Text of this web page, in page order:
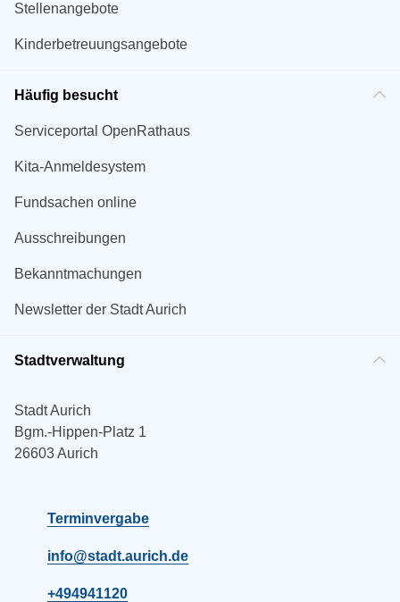
Stellenangebote
Kinderbetreuungsangebote
Häufig besucht
Serviceportal OpenRathaus
Kita-Anmeldesystem
Fundsachen online
Ausschreibungen
Bekanntmachungen
Newsletter der Stadt Aurich
Stadtverwaltung
Stadt Aurich
Bgm.-Hippen-Platz 1
26603 Aurich
Terminvergabe
info@stadt.aurich.de
+494941120